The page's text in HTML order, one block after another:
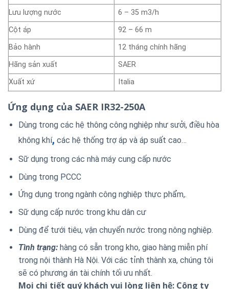
Lưu lượng nước
6 – 35 m3/h
Cột áp
92 – 66 m
Bảo hành
12 tháng chính hãng
Hãng sản xuất
SAER
Xuất xứ
Italia
Ứng dụng của SAER IR32-250A
Dùng trong các hệ thông công nghiệp như sưởi, điều hòa
không khí, các hệ thống trợ áp và áp suất cao…
Sữ dụng trong các nhà máy cung cấp nước
Dùng trong PCCC
Ứng dụng trong ngành công nghiệp thực phẩm,.
Sữ dụng cấp nước trong khu dân cư
Dùng để tưới tiêu, vận chuyển nước trong nông nghiệp.
Tình trạng:hàng có sẵn trong kho, giao hàng miễn phí
trong nội thành Hà Nội. Với các tỉnh thành xa, chúng tôi
sẽ có phương án tài chính tối ưu nhất.
Mọi chi tiết quý khách vui lòng liên hệ: Công ty